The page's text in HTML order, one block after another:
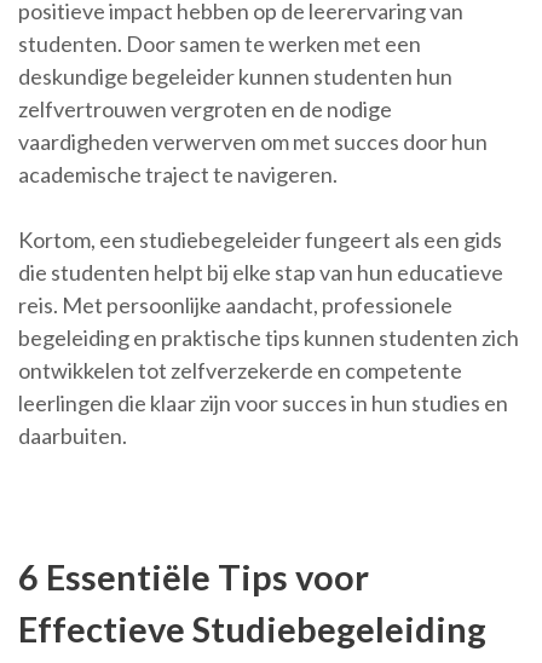
positieve impact hebben op de leerervaring van
studenten. Door samen te werken met een
deskundige begeleider kunnen studenten hun
zelfvertrouwen vergroten en de nodige
vaardigheden verwerven om met succes door hun
academische traject te navigeren.
Kortom, een studiebegeleider fungeert als een gids
die studenten helpt bij elke stap van hun educatieve
reis. Met persoonlijke aandacht, professionele
begeleiding en praktische tips kunnen studenten zich
ontwikkelen tot zelfverzekerde en competente
leerlingen die klaar zijn voor succes in hun studies en
daarbuiten.
6 Essentiële Tips voor
Effectieve Studiebegeleiding